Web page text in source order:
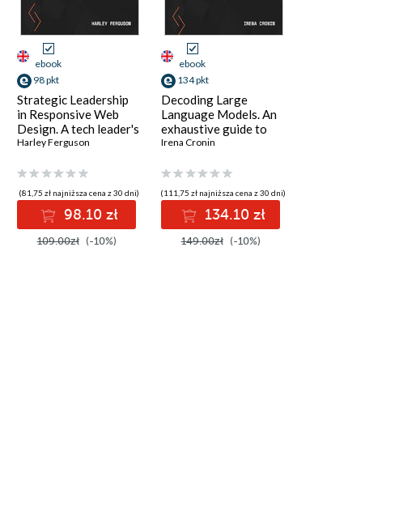
ebook
98 pkt
Strategic Leadership
in Responsive Web
Design. A tech leader's
guide to achieving
adopting responsive
web design
Harley Ferguson
(81,75 zł najniższa cena z 30 dni)
98.10 zł
109.00zł (-10%)
ebook
134 pkt
Decoding Large
Language Models. An
exhaustive guide to
understanding,
optimizing LLMs for
NLP applications
Irena Cronin
(111,75 zł najniższa cena z 30 dni)
134.10 zł
149.00zł (-10%)